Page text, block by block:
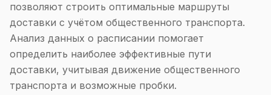
позволяют строить оптимальные маршруты
доставки с учётом общественного транспорта.
Анализ данных о расписании помогает
определить наиболее эффективные пути
доставки, учитывая движение общественного
транспорта и возможные пробки.